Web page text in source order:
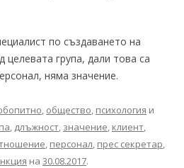
по създаването на
целевата група, дали това са
няма значение.
, общество, психология и
, длъжност, значение, клиент,
, персонал, прес секретар,
на 30.08.2017.